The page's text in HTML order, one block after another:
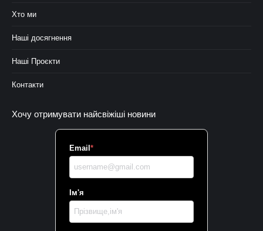
Хто ми
Наші досягнення
Наші Проєкти
Контакти
Хочу отримувати найсвіжіші новини
Email *
Ім'я